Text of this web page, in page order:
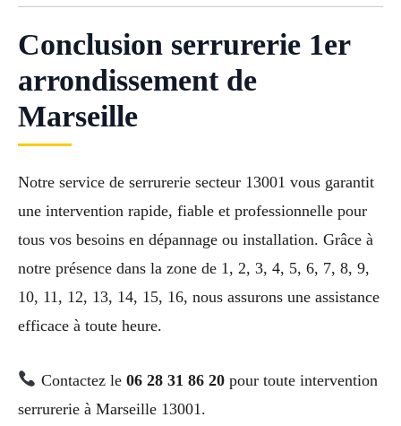
Conclusion serrurerie 1er
arrondissement de
Marseille
Notre service de serrurerie secteur 13001 vous garantit
une intervention rapide, fiable et professionnelle pour
tous vos besoins en dépannage ou installation. Grâce à
notre présence dans la zone de 1, 2, 3, 4, 5, 6, 7, 8, 9,
10, 11, 12, 13, 14, 15, 16, nous assurons une assistance
efficace à toute heure.
Contactez le 06 28 31 86 20pour toute intervention
serrurerie à Marseille 13001.